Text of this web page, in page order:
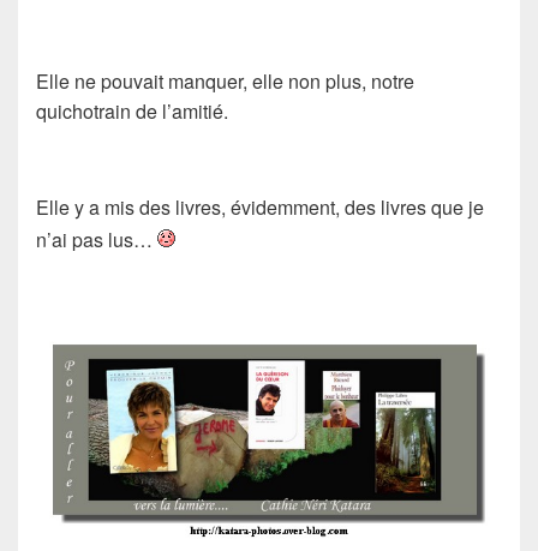
Elle ne pouvait manquer, elle non plus, notre
quichotrain de l’amitié.
Elle y a mis des livres, évidemment, des livres que je
n’ai pas lus…